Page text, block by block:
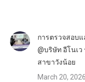
การตรวจสอบแ
@บริษัท อีโนเ
สาขาวังน้อย
March 20, 2026